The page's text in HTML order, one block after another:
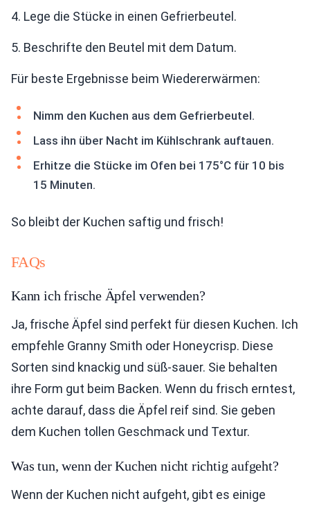
4. Lege die Stücke in einen Gefrierbeutel.
5. Beschrifte den Beutel mit dem Datum.
Für beste Ergebnisse beim Wiedererwärmen:
Nimm den Kuchen aus dem Gefrierbeutel.
Lass ihn über Nacht im Kühlschrank auftauen.
Erhitze die Stücke im Ofen bei 175°C für 10 bis
15 Minuten.
So bleibt der Kuchen saftig und frisch!
FAQs
Kann ich frische Äpfel verwenden?
Ja, frische Äpfel sind perfekt für diesen Kuchen. Ich
empfehle Granny Smith oder Honeycrisp. Diese
Sorten sind knackig und süß-sauer. Sie behalten
ihre Form gut beim Backen. Wenn du frisch erntest,
achte darauf, dass die Äpfel reif sind. Sie geben
dem Kuchen tollen Geschmack und Textur.
Was tun, wenn der Kuchen nicht richtig aufgeht?
Wenn der Kuchen nicht aufgeht, gibt es einige